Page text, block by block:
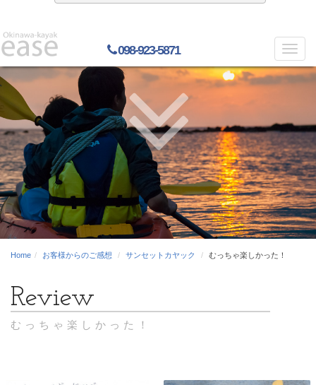
098-923-5871
Home お客様からのご感想 サンセットカヤック むっちゃ楽しかった！
むっちゃ楽しかった！